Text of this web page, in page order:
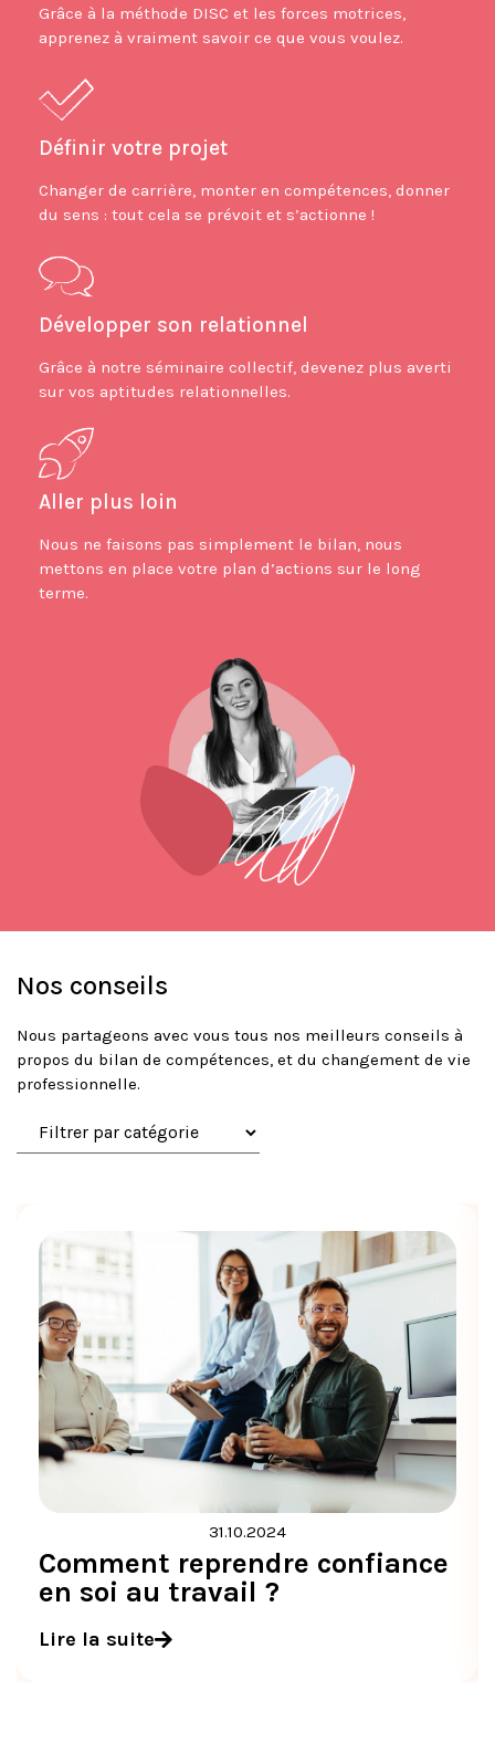
Grâce à la méthode DISC et les forces motrices,
apprenez à vraiment savoir ce que vous voulez.
Définir votre projet
Changer de carrière, monter en compétences, donner
du sens : tout cela se prévoit et s’actionne !
Développer son relationnel
Grâce à notre séminaire collectif, devenez plus averti
sur vos aptitudes relationnelles.
Aller plus loin
Nous ne faisons pas simplement le bilan, nous
mettons en place votre plan d’actions sur le long
terme.
Nos conseils
Nous partageons avec vous tous nos meilleurs conseils à
propos du bilan de compétences, et du changement de vie
professionnelle.
31.10.2024
Comment reprendre confiance
en soi au travail ?
Lire la suite